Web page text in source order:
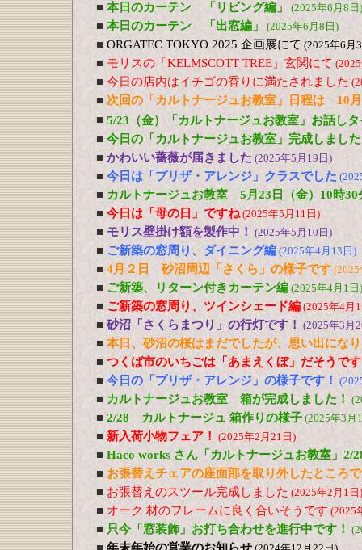
■ 本日のカーテン 「リビング編」 (2025年6月8日)
■ 本日のカーテン 「出窓編」 (2025年6月8日)
■ ORGATEC TOKYO 2025 企画展にて (2025年6月
■ モリスの「KELMSCOTT TREE」玄関にて
■ 今日の店内はイチゴの香りに満たされました
■ 次回の「カルトナージュお教室」日程は 10
■ 5/23（金）「カルトナージュお教室」お話し
■ 今日の「カルトナージュお教室」完成しました
■ かわいい薔薇が届きました (2025年5月19日)
■ 今日は「プリザ・アレンジ」クラスでした
■ カルトナージュお教室 5月23日（金）10時30
■ 今日は「母の日」ですね(2025年5月11日)
■ モリス壁掛け額を製作中！ (2025年5月10日)
■ ご新築の窓周り、ダイニング編 (2025年4月13日)
■ 4月２日 砂沼周辺「さくら」の様子です
■ ご新築、リターン付きカーテン編 (2025年4月1日)
■ ご新築の窓周り、ツインシェード編 (2025年4月
■ 砂沼「さくらまつり」の行灯です！ (2025年3月
■ 本日、砂沼の桜はまだでしたが、思い出にな
■ つくば市のいちごは「あまえくぼ」だそうです
■ 今日の「プリザ・アレンジ」の様子です！
■ カルトナージュお教室 箱が完成しました！
■ 2/28 カルトナージュ 箱作りの様子 (2025年3月
■ 新入荷小物フェア！ (2025年2月21日)
■ Haco works さん「カルトナージュお教室」2/
■ お張替えチェアの座面部を取り外したところ
■ お張替えのスツール完成しました (2025年2月1日)
■ オーク 材のフレームに良く合いそうです (2025
■ 只今「窓装飾」お打ち合わせを進行中です！